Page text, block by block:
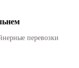
перевозки